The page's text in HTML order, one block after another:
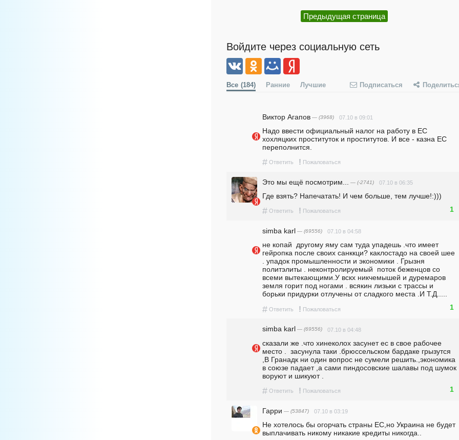
Предыдущая страница
Войдите через социальную сеть
Все (184) Ранние Лучшие Подписаться
Виктор Агапов — (3968) 07.10 в 09:01
Надо ввести официальный налог на работу в ЕС
хохляцких проституток и проститутов. И все - казна ЕС
переполнится.
# Ответить ! Пожаловаться
Это мы ещё посмотрим... — (-2741) 07.10 в 06:35
Где взять? Напечатать! И чем больше, тем лучше!:)))
# Ответить ! Пожаловаться 1
simba karl — (69556) 07.10 в 04:58
не копай  другому яму сам туда упадешь .что имеет
гейропка после своих санккци? каклостадо на своей шее
. упадок промышленности и экономики . Грызня
политэлиты . неконтролируемый  поток беженцов со
всеми вытекающими.У вскх никчемышей и дуремаров
земля горит под ногами . всякин лизьки с трассы и
борьки придурки отлучены от сладкого места .И Т.Д.....
# Ответить ! Пожаловаться 1
simba karl — (69556) 07.10 в 04:48
сказали же .что хинеколох засунет ес в свое рабочее
место .  засунула таки .брюссельском бардаке грызутся
,В Гранадк ни один вопрос не сумели решить.,экономика
в союзе падает ,а сами пиндосовские шалавы под шумок
воруют и шикуют .
# Ответить ! Пожаловаться 1
Гарри — (53847) 07.10 в 03:19
Не хотелось бы огорчать страны ЕС,но Украина не будет
выплачивать никому никакие кредиты никогда..